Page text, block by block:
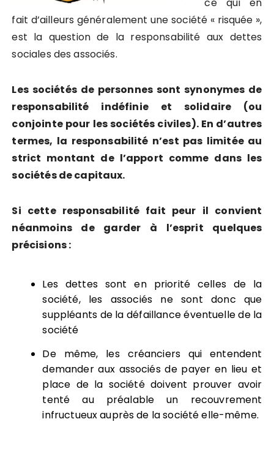
ce qui en
fait d’ailleurs généralement une société « risquée »,
est la question de la responsabilité aux dettes
sociales des associés.
Les sociétés de personnes sont synonymes de
responsabilité indéfinie et solidaire (ou
conjointe pour les sociétés civiles). En d’autres
termes, la responsabilité n’est pas limitée au
strict montant de l’apport comme dans les
sociétés de capitaux.
Si cette responsabilité fait peur il convient
néanmoins de garder à l’esprit quelques
précisions :
Les dettes sont en priorité celles de la
société, les associés ne sont donc que
suppléants de la défaillance éventuelle de la
société
De même, les créanciers qui entendent
demander aux associés de payer en lieu et
place de la société doivent prouver avoir
tenté au préalable un recouvrement
infructueux auprès de la société elle-même.